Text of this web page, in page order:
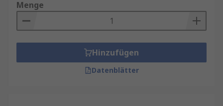
Menge
Hinzufügen
Datenblätter